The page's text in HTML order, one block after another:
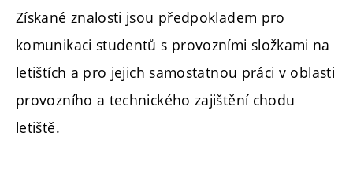
Získané znalosti jsou předpokladem pro
komunikaci studentů s provozními složkami na
letištích a pro jejich samostatnou práci v oblasti
provozního a technického zajištění chodu
letiště.